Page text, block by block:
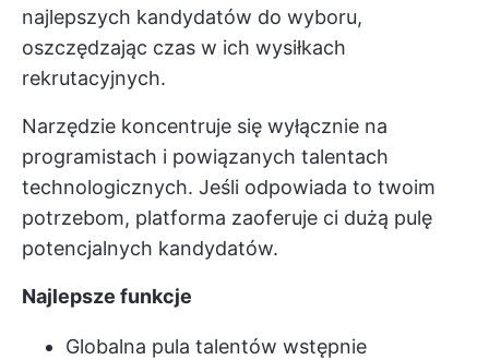
najlepszych kandydatów do wyboru,
oszczędzając czas w ich wysiłkach
rekrutacyjnych.
Narzędzie koncentruje się wyłącznie na
programistach i powiązanych talentach
technologicznych. Jeśli odpowiada to twoim
potrzebom, platforma zaoferuje ci dużą pulę
potencjalnych kandydatów.
Najlepsze funkcje
Globalna pula talentów wstępnie